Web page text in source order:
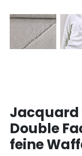
Jacquard
Double
feine